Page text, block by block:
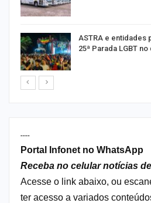
ASTRA e entidades
25ª Parada LGBT
----
Portal Infonet no WhatsApp
Receba no celular notícias
Acesse o link abaixo, ou
ter acesso a variados